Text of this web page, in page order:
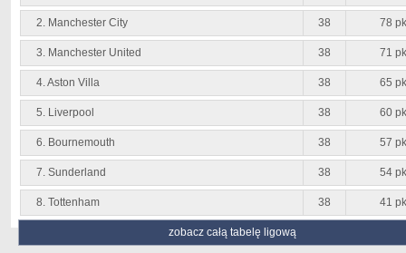
2. Manchester City 38 78
3. Manchester United 38 71
4. Aston Villa 38 65
5. Liverpool 38 60
6. Bournemouth 38 57
7. Sunderland 38 54
8. Tottenham 38 41
zobacz całą tabelę ligową